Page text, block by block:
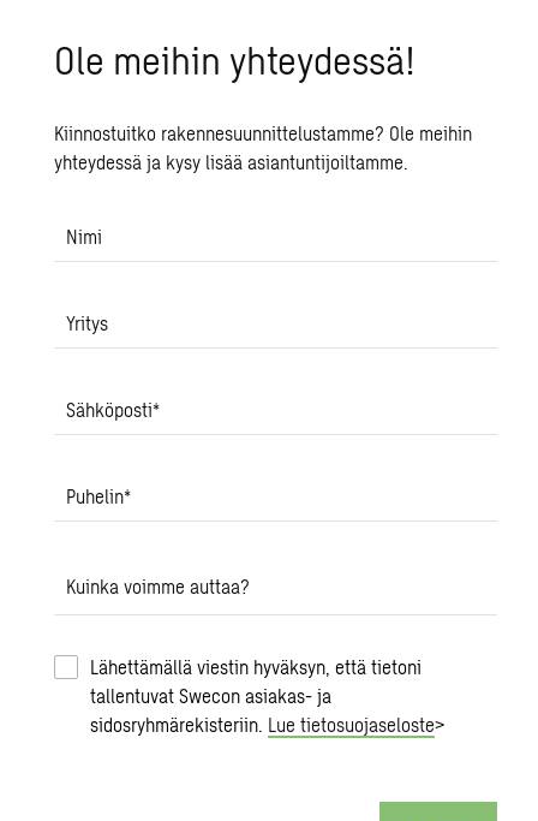
Ole mei­hin yh­tey­des­sä!
Kiinnostuitko rakennesuunnittelustamme? Ole meihin
yhteydessä ja kysy lisää asiantuntijoiltamme.
Nimi
Yritys
Sähköposti*
Puhelin*
Kuinka voimme auttaa?
Lähettämällä viestin hyväksyn, että tietoni
tallentuvat Swecon asiakas- ja
sidosryhmärekisteriin. Lue tietosuojaseloste>